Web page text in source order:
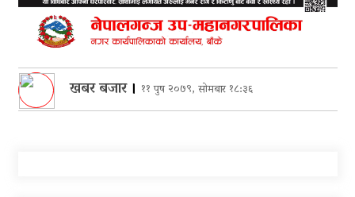
खबर बजार। ११ पुष २०७९, सोमबार १८:३६